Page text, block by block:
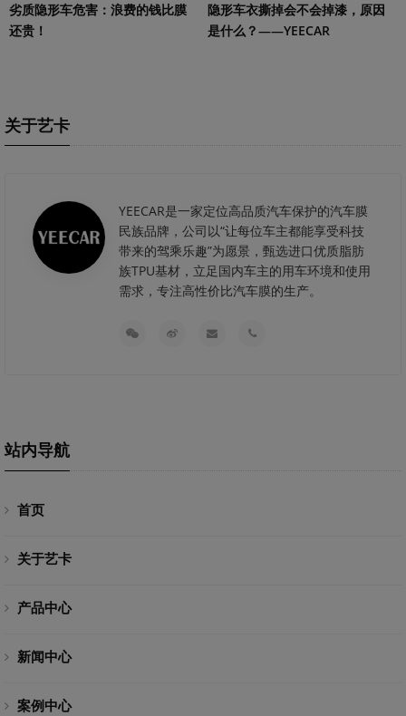
劣质隐形车危害：浪费的钱比膜
还贵！
隐形车衣撕掉会不会掉漆，原因
是什么？——YEECAR
关于艺卡
YEECAR是一家定位高品质汽车保护的汽车膜
民族品牌，公司以“让每位车主都能享受科技
带来的驾乘乐趣”为愿景，甄选进口优质脂肪
族TPU基材，立足国内车主的用车环境和使用
需求，专注高性价比汽车膜的生产。
站内导航
首页
关于艺卡
产品中心
新闻中心
案例中心